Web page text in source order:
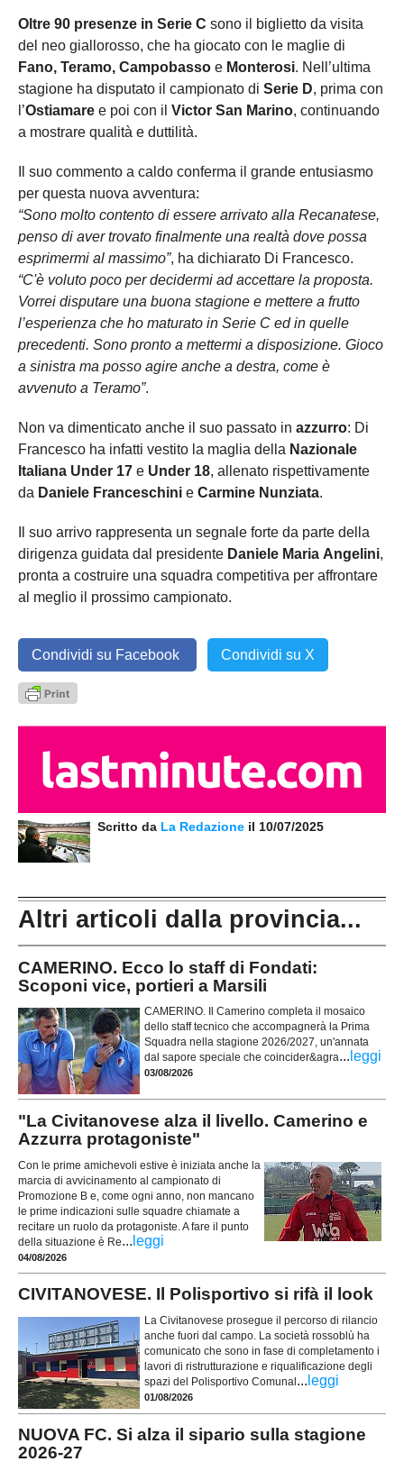
Oltre 90 presenze in Serie C sono il biglietto da visita
del neo giallorosso, che ha giocato con le maglie di
Fano, Teramo, Campobasso e Monterosi. Nell’ultima
stagione ha disputato il campionato di Serie D, prima con
l’Ostiamare e poi con il Victor San Marino, continuando
a mostrare qualità e duttilità.
Il suo commento a caldo conferma il grande entusiasmo
per questa nuova avventura:
“Sono molto contento di essere arrivato alla Recanatese,
penso di aver trovato finalmente una realtà dove possa
esprimermi al massimo”, ha dichiarato Di Francesco.
“C'è voluto poco per decidermi ad accettare la proposta.
Vorrei disputare una buona stagione e mettere a frutto
l’esperienza che ho maturato in Serie C ed in quelle
precedenti. Sono pronto a mettermi a disposizione. Gioco
a sinistra ma posso agire anche a destra, come è
avvenuto a Teramo”.
Non va dimenticato anche il suo passato in azzurro: Di
Francesco ha infatti vestito la maglia della Nazionale
Italiana Under 17 e Under 18, allenato rispettivamente
da Daniele Franceschini e Carmine Nunziata.
Il suo arrivo rappresenta un segnale forte da parte della
dirigenza guidata dal presidente Daniele Maria Angelini,
pronta a costruire una squadra competitiva per affrontare
al meglio il prossimo campionato.
Condividi su Facebook Condividi su X
Scritto da La Redazione il 10/07/2025
Altri articoli dalla provincia...
CAMERINO. Ecco lo staff di Fondati:
Scoponi vice, portieri a Marsili
CAMERINO. Il Camerino completa il mosaico
dello staff tecnico che accompagnerà la Prima
Squadra nella stagione 2026/2027, un'annata
dal sapore speciale che coincider&agra... leggi
03/08/2026
"La Civitanovese alza il livello. Camerino e
Azzurra protagoniste"
Con le prime amichevoli estive è iniziata anche la
marcia di avvicinamento al campionato di
Promozione B e, come ogni anno, non mancano
le prime indicazioni sulle squadre chiamate a
recitare un ruolo da protagoniste. A fare il punto
della situazione è Re... leggi
04/08/2026
CIVITANOVESE. Il Polisportivo si rifà il look
La Civitanovese prosegue il percorso di rilancio
anche fuori dal campo. La società rossoblù ha
comunicato che sono in fase di completamento i
lavori di ristrutturazione e riqualificazione degli
spazi del Polisportivo Comunal... leggi
01/08/2026
NUOVA FC. Si alza il sipario sulla stagione
2026-27